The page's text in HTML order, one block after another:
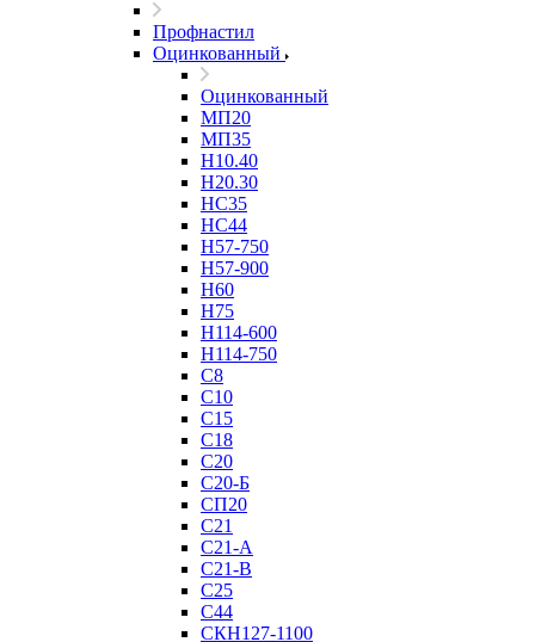
Профнастил
Оцинкованный
Оцинкованный
МП20
МП35
Н10.40
Н20.30
НС35
НС44
Н57-750
Н57-900
Н60
Н75
Н114-600
Н114-750
С8
С10
С15
С18
С20
С20-Б
СП20
С21
С21-А
С21-В
С25
С44
СКН127-1100